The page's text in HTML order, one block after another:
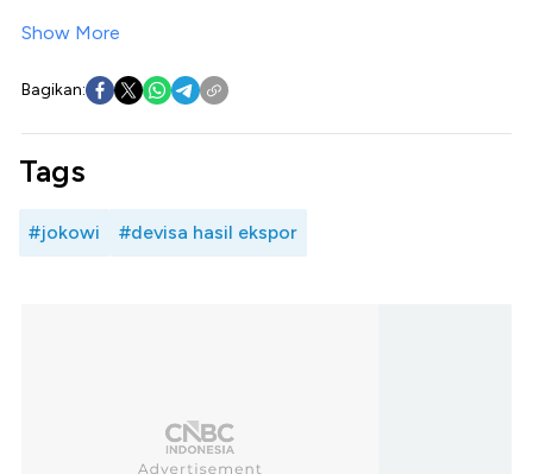
Show More
Bagikan:
Tags
#jokowi #devisa hasil ekspor